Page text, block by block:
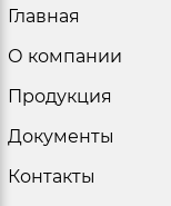
Главная
О компании
Продукция
Документы
Контакты